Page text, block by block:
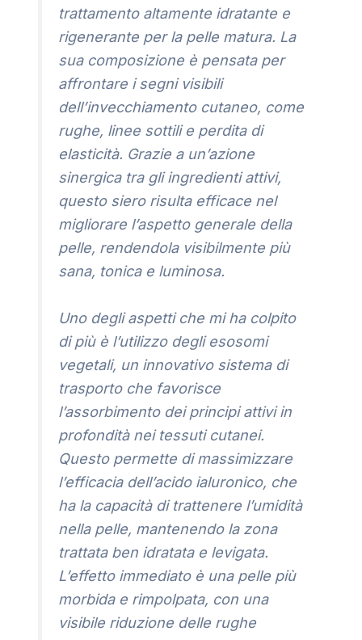
trattamento altamente idratante e
rigenerante per la pelle matura. La
sua composizione è pensata per
affrontare i segni visibili
dell’invecchiamento cutaneo, come
rughe, linee sottili e perdita di
elasticità. Grazie a un’azione
sinergica tra gli ingredienti attivi,
questo siero risulta efficace nel
migliorare l’aspetto generale della
pelle, rendendola visibilmente più
sana, tonica e luminosa.
Uno degli aspetti che mi ha colpito
di più è l’utilizzo degli esosomi
vegetali, un innovativo sistema di
trasporto che favorisce
l’assorbimento dei principi attivi in
profondità nei tessuti cutanei.
Questo permette di massimizzare
l’efficacia dell’acido ialuronico, che
ha la capacità di trattenere l’umidità
nella pelle, mantenendo la zona
trattata ben idratata e levigata.
L’effetto immediato è una pelle più
morbida e rimpolpata, con una
visibile riduzione delle rughe